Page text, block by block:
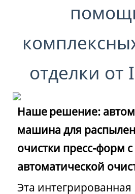
отделки от
Нашерешение:
машина для
очистки пресс-форм
автоматической
Эта интегрированная